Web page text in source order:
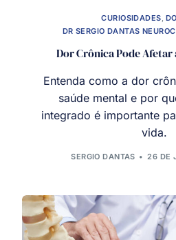
CURIOSIDADES,
DR SERGIO DANTAS
Dor Crônica Pode Afetar
Entenda como a dor
saúde mental e por
integrado é importante
vida.
SERGIO DANTAS 26 DE